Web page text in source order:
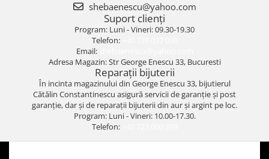
shebaenescu@yahoo.com
Suport clienți
Program: Luni - Vineri: 09.30-19.30
Telefon:
Email:
Adresa Magazin: Str George Enescu 33, Bucuresti
Reparații bijuterii
În incinta magazinului din George Enescu 33, bijutierul
Cătălin Constantinescu asigură servicii de garanție și post
garanție, dar și de reparații bijuterii din aur și argint pe loc.
Program: Luni - Vineri: 10.00-17.30.
Telefon: